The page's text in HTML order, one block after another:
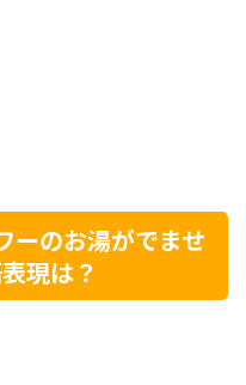
ーのお湯がでませ
現は？